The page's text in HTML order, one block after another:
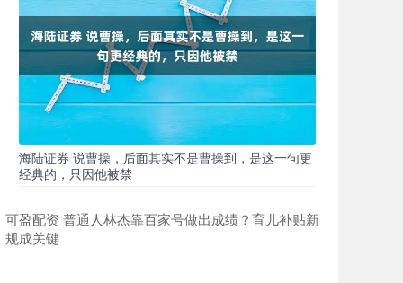
海陆证券 说曹操，后面其实不是曹操到，是这一句更
经典的，只因他被禁
可盈配资 普通人林杰靠百家号做出成绩？育儿补贴新
规成关键